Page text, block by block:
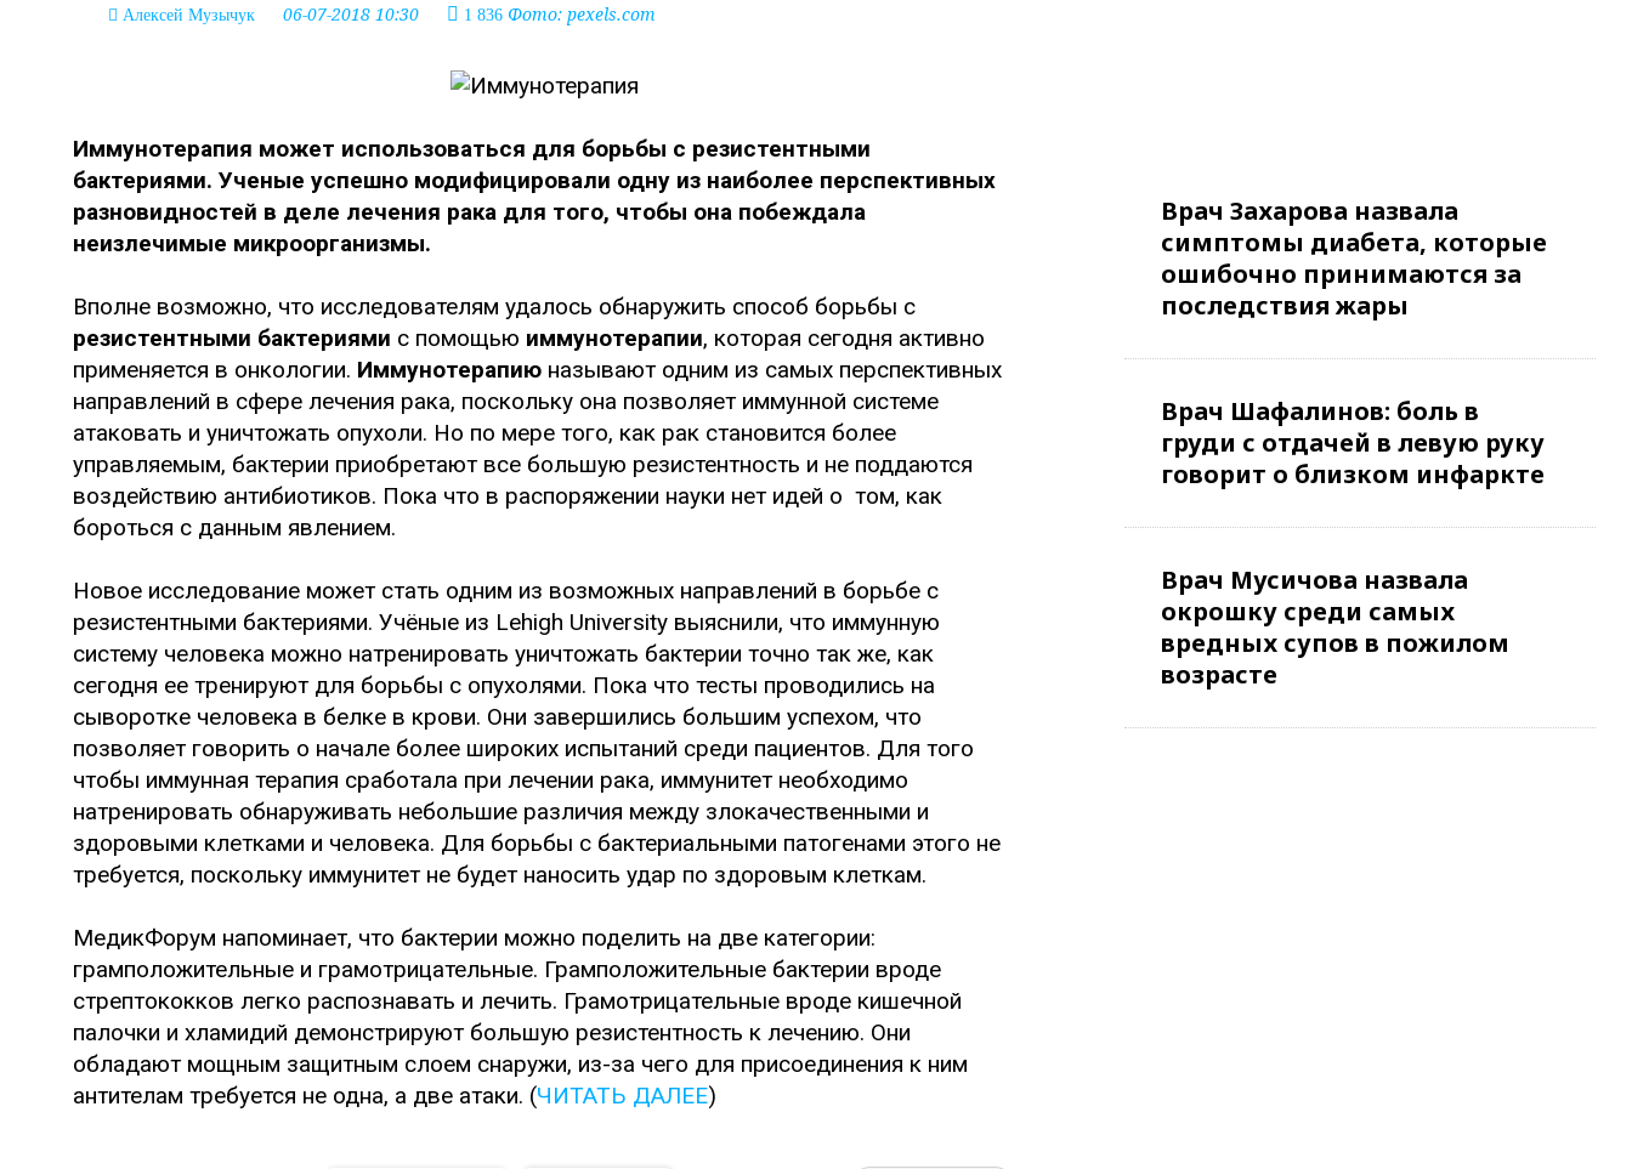
Алексей Музычук 06-07-2018 10:30 1 836 Фото: pexels.com
Иммунотерапия может использоваться для борьбы с резистентными
бактериями. Ученые успешно модифицировали одну из наиболее перспективных
разновидностей в деле лечения рака для того, чтобы она побеждала
неизлечимые микроорганизмы.
Вполне возможно, что исследователям удалось обнаружить способ борьбы с
резистентными бактериями с помощью иммунотерапии, которая сегодня активно
применяется в онкологии. Иммунотерапию называют одним из самых перспективных
направлений в сфере лечения рака, поскольку она позволяет иммунной системе
атаковать и уничтожать опухоли. Но по мере того, как рак становится более
управляемым, бактерии приобретают все большую резистентность и не поддаются
воздействию антибиотиков. Пока что в распоряжении науки нет идей о том, как
бороться с данным явлением.
Новое исследование может стать одним из возможных направлений в борьбе с
резистентными бактериями. Учёные из Lehigh University выяснили, что иммунную
систему человека можно натренировать уничтожать бактерии точно так же, как
сегодня ее тренируют для борьбы с опухолями. Пока что тесты проводились на
сыворотке человека в белке в крови. Они завершились большим успехом, что
позволяет говорить о начале более широких испытаний среди пациентов. Для того
чтобы иммунная терапия сработала при лечении рака, иммунитет необходимо
натренировать обнаруживать небольшие различия между злокачественными и
здоровыми клетками и человека. Для борьбы с бактериальными патогенами этого не
требуется, поскольку иммунитет не будет наносить удар по здоровым клеткам.
МедикФорум напоминает, что бактерии можно поделить на две категории:
грамположительные и грамотрицательные. Грамположительные бактерии вроде
стрептококков легко распознавать и лечить. Грамотрицательные вроде кишечной
палочки и хламидий демонстрируют большую резистентность к лечению. Они
обладают мощным защитным слоем снаружи, из-за чего для присоединения к ним
антителам требуется не одна, а две атаки. (ЧИТАТЬ ДАЛЕЕ)
Врач Захарова назвала
симптомы диабета, которые
ошибочно принимаются за
последствия жары
Врач Шафалинов: боль в
груди с отдачей в левую руку
говорит о близком инфаркте
Врач Мусичова назвала
окрошку среди самых
вредных супов в пожилом
возрасте